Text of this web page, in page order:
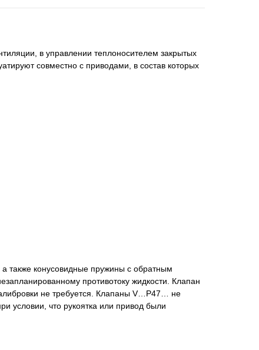
в управлении теплоносителем закрытых
совместно с приводами, в состав которых
также конусовидные пружины с обратным
противотоку жидкости. Клапан
не требуется. Клапаны V…P47… не
условии, что рукоятка или привод были